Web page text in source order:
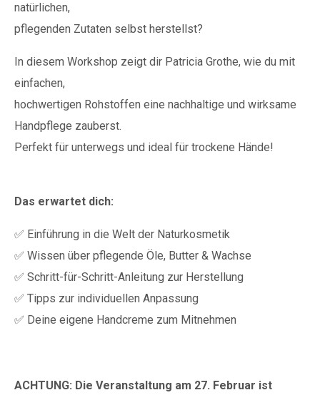
natürlichen,
pflegenden Zutaten selbst herstellst?
In diesem Workshop zeigt dir Patricia Grothe, wie du mit
einfachen,
hochwertigen Rohstoffen eine nachhaltige und wirksame
Handpflege zauberst.
Perfekt für unterwegs und ideal für trockene Hände!
Das erwartet dich:
✅ Einführung in die Welt der Naturkosmetik
✅ Wissen über pflegende Öle, Butter & Wachse
✅ Schritt-für-Schritt-Anleitung zur Herstellung
✅ Tipps zur individuellen Anpassung
✅ Deine eigene Handcreme zum Mitnehmen
ACHTUNG: Die Veranstaltung am 27. Februar ist